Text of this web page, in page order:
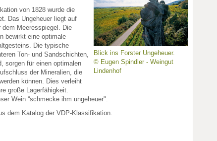
Blick ins Forster Ungeheuer.
© Eugen Spindler - Weingut
Lindenhof
von 1828 wurde die
Das Ungeheuer liegt auf
Meeresspiegel. Die
bewirkt eine optimale
Die typische
Ton- und Sandschichten,
sorgen für einen optimalen
der Mineralien, die
können. Dies verleiht
große Lagerfähigkeit.
Wein “schmecke ihm ungeheuer".
dem Katalog der VDP-Klassifikation.